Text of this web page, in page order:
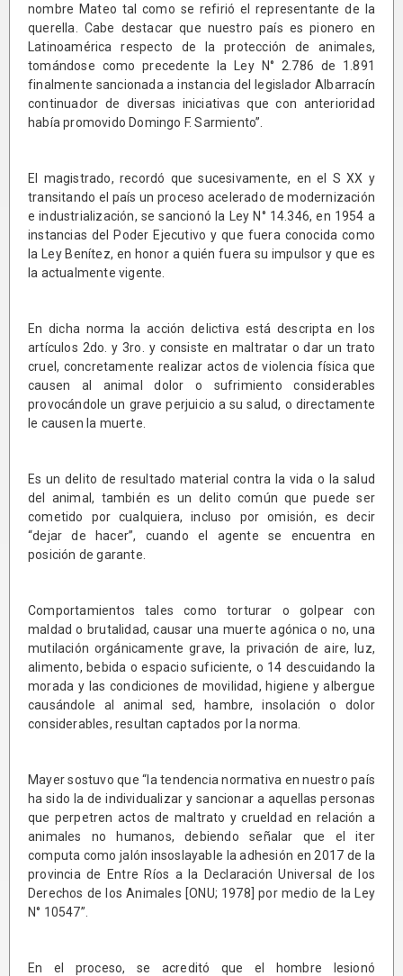
nombre Mateo tal como se refirió el representante de la
querella. Cabe destacar que nuestro país es pionero en
Latinoamérica respecto de la protección de animales,
tomándose como precedente la Ley N° 2.786 de 1.891
finalmente sancionada a instancia del legislador Albarracín
continuador de diversas iniciativas que con anterioridad
había promovido Domingo F. Sarmiento”.
El magistrado, recordó que sucesivamente, en el S XX y
transitando el país un proceso acelerado de modernización
e industrialización, se sancionó la Ley N° 14.346, en 1954 a
instancias del Poder Ejecutivo y que fuera conocida como
la Ley Benítez, en honor a quién fuera su impulsor y que es
la actualmente vigente.
En dicha norma la acción delictiva está descripta en los
artículos 2do. y 3ro. y consiste en maltratar o dar un trato
cruel, concretamente realizar actos de violencia física que
causen al animal dolor o sufrimiento considerables
provocándole un grave perjuicio a su salud, o directamente
le causen la muerte.
Es un delito de resultado material contra la vida o la salud
del animal, también es un delito común que puede ser
cometido por cualquiera, incluso por omisión, es decir
“dejar de hacer”, cuando el agente se encuentra en
posición de garante.
Comportamientos tales como torturar o golpear con
maldad o brutalidad, causar una muerte agónica o no, una
mutilación orgánicamente grave, la privación de aire, luz,
alimento, bebida o espacio suficiente, o 14 descuidando la
morada y las condiciones de movilidad, higiene y albergue
causándole al animal sed, hambre, insolación o dolor
considerables, resultan captados por la norma.
Mayer sostuvo que “la tendencia normativa en nuestro país
ha sido la de individualizar y sancionar a aquellas personas
que perpetren actos de maltrato y crueldad en relación a
animales no humanos, debiendo señalar que el iter
computa como jalón insoslayable la adhesión en 2017 de la
provincia de Entre Ríos a la Declaración Universal de los
Derechos de los Animales [ONU; 1978] por medio de la Ley
N° 10547”.
En el proceso, se acreditó que el hombre lesionó